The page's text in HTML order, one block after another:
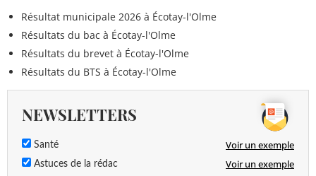
Résultat municipale 2026 à Écotay-l'Olme
Résultats du bac à Écotay-l'Olme
Résultats du brevet à Écotay-l'Olme
Résultats du BTS à Écotay-l'Olme
NEWSLETTERS
Santé Voir un exemple
Astuces de la rédac Voir un exemple